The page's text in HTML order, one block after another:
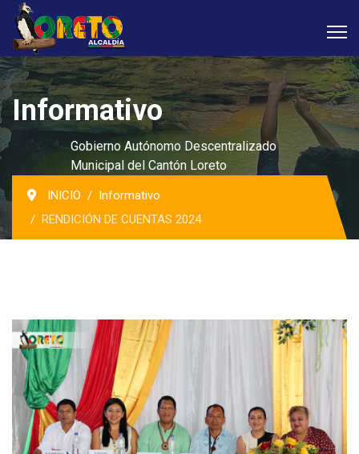
Informativo
Gobierno Autónomo Descentralizado
Municipal del Cantón Loreto
INICIO
Informativo
RENDICIÓN DE CUENTAS 2024